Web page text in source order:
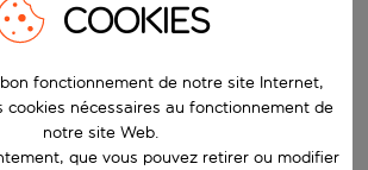
dates
COOKIES
fonctionnement de notre site Internet,
cookies nécessaires au fonctionnement de
notre site Web.
que vous pouvez retirer ou modifier